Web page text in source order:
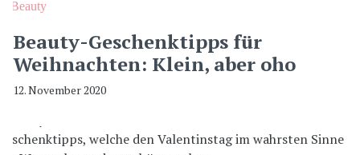
Beauty
Beauty-Geschenktipps für
Weihnachten: Klein, aber oho
12. November 2020